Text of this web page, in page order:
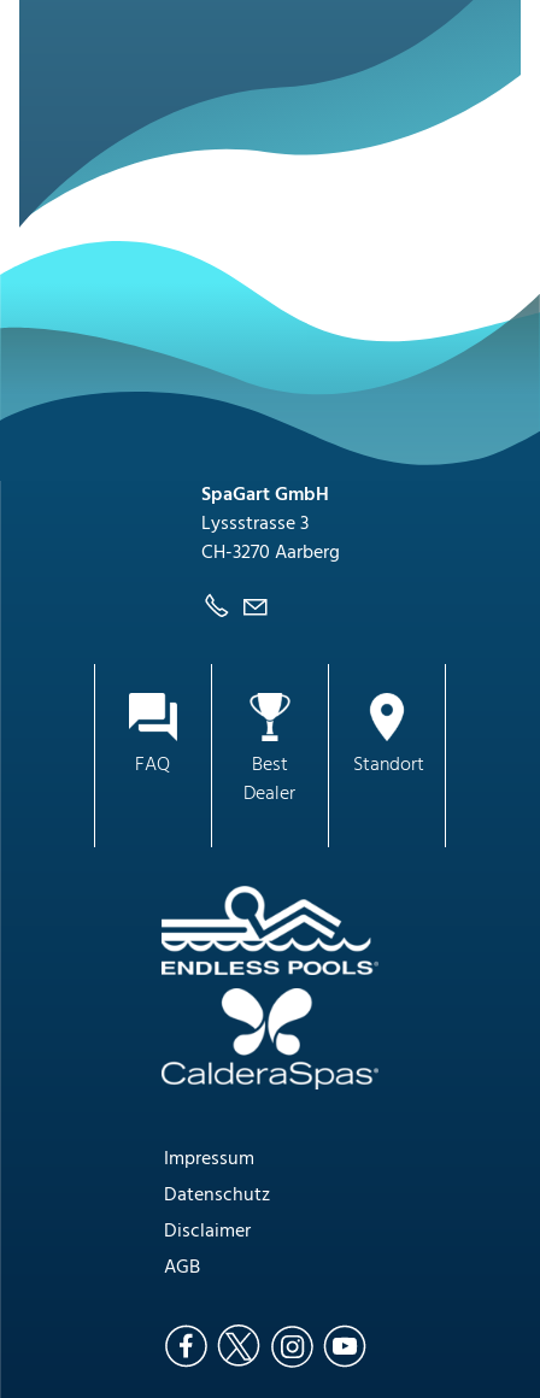
SpaGart GmbH
Lyssstrasse 3
CH-3270 Aarberg
FAQ
Best
Dealer
Standort
Impressum
Datenschutz
Disclaimer
AGB